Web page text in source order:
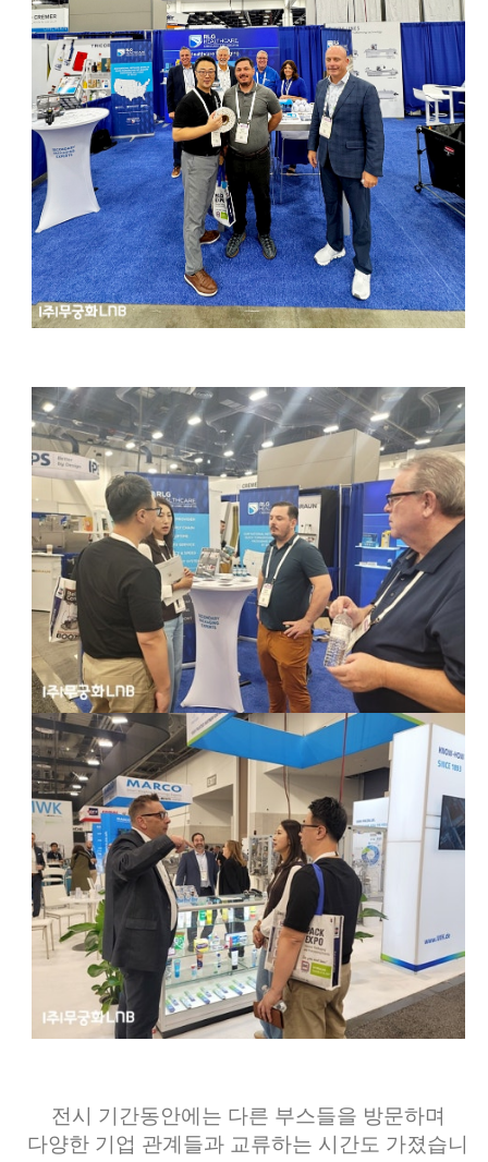
전시 기간동안에는 다른 부스들을 방문하며
다양한 기업 관계들과 교류하는 시간도 가졌습니